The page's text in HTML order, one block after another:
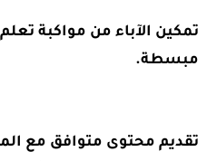
تمكين الآباء من مواكبة
مبسطة.
تقديم محتوى متوافق مع